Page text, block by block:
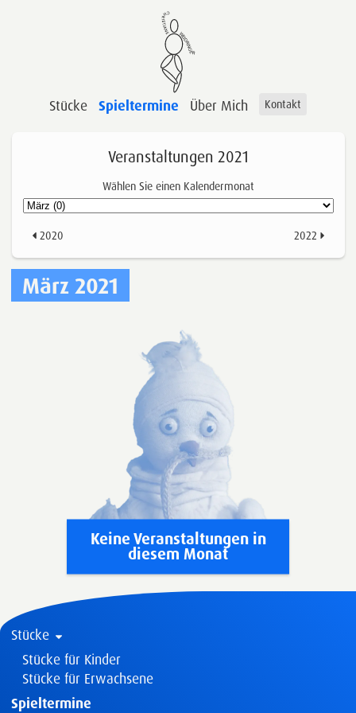
Stücke Spieltermine Über Mich Kontakt
März 2021
Keine Veranstaltungen in
diesem Monat
Veranstaltungen 2021
Wählen Sie einen Kalendermonat
2020 2022
Stücke
Stücke für Kinder
Stücke für Erwachsene
Spieltermine